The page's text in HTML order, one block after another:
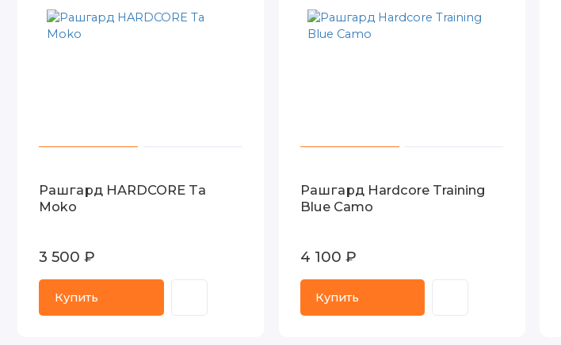
Рашгард HARDCORE Ta
Moko
3 500 ₽
Купить
Рашгард Hardcore Training
Blue Camo
4 100 ₽
Купить